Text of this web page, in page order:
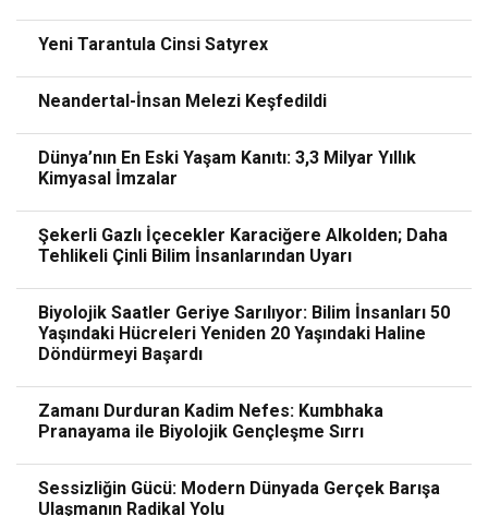
Yeni Tarantula Cinsi Satyrex
Neandertal-İnsan Melezi Keşfedildi
Dünya’nın En Eski Yaşam Kanıtı: 3,3 Milyar Yıllık
Kimyasal İmzalar
Şekerli Gazlı İçecekler Karaciğere Alkolden; Daha
Tehlikeli Çinli Bilim İnsanlarından Uyarı
Biyolojik Saatler Geriye Sarılıyor: Bilim İnsanları 50
Yaşındaki Hücreleri Yeniden 20 Yaşındaki Haline
Döndürmeyi Başardı
Zamanı Durduran Kadim Nefes: Kumbhaka
Pranayama ile Biyolojik Gençleşme Sırrı
Sessizliğin Gücü: Modern Dünyada Gerçek Barışa
Ulaşmanın Radikal Yolu